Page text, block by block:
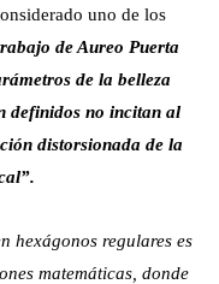
uno de los
de Aureo Puerta
de la belleza
definidos no incitan al
distorsionada de la
hexágonos regulares es
matemáticas, donde